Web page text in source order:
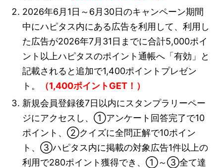
2026年6月1日～6月30日のキャンペーン期間
中にハピタス内にある広告を利用して、利用し
た広告が2026年7月31日までに合計5,000ポイ
ント以上ハピタスのポイント通帳へ「有効」と
記載されると追加で1,400ポイントプレゼン
ト。
（1,400ポイントGET！）
新規会員登録後7日以内にスタンプラリーペー
ジにアクセスし、①アンケート回答完了で10
ポイント、②クイズに全問正解で10ポイン
ト、③ハピタス内に掲載の対象広告1件以上の
利用で280ポイント獲得でき、①～③全て達